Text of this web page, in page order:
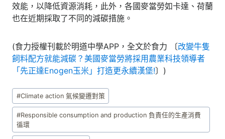
效能，以降低資源消耗，此外，各國麥當勞如卡達、荷蘭
也在近期採取了不同的減碳措施。
(食力授權刊載於明道中學APP，全文於食力 〔改變牛隻
飼料配方就能減碳？美國麥當勞將採用農業科技領導者
「先正達Enogen玉米」打造更永續漢堡!〕)
Post
Tags:
#Climate action 氣候變遷對策
#Responsible consumption and production 負責任的生產消費
循環